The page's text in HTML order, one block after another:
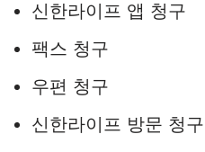
신한라이프 앱 청구
팩스 청구
우편 청구
신한라이프 방문 청구